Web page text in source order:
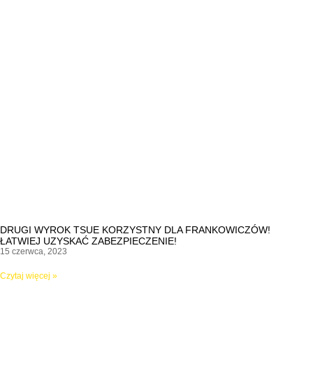
DRUGI WYROK TSUE KORZYSTNY DLA FRANKOWICZÓW!
ŁATWIEJ UZYSKAĆ ZABEZPIECZENIE!
15 czerwca, 2023
Czytaj więcej »